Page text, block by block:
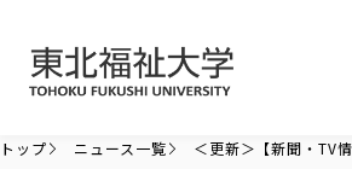
トップ ニュース一覧 ＜更新＞【新聞・TV